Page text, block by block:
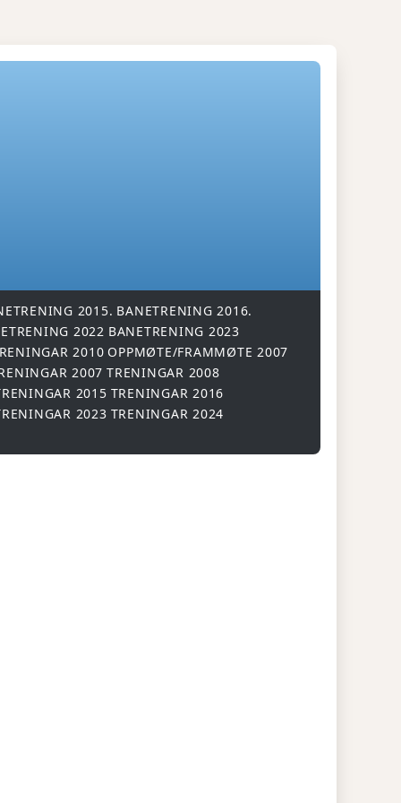
2015. BANETRENING 2016.
2022 BANETRENING 2023
2010 OPPMØTE/FRAMMØTE 2007
2007 TRENINGAR 2008
2015 TRENINGAR 2016
2023 TRENINGAR 2024